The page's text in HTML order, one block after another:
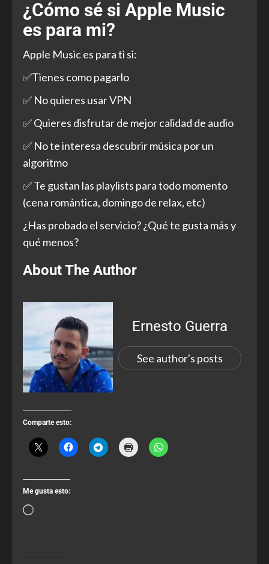
¿Cómo sé si Apple Music
es para mi?
Apple Music es para ti si:
✅Tienes como pagarlo
✅ No quieres usar VPN
✅ Quieres disfrutar de mejor calidad de audio
✅ No te interesa descubrir música por un
algoritmo
✅ Te gustan las playlists para todo momento
(cena romántica, domingo de relax, etc)
¿Has probado el servicio? ¿Qué te gusta más y
qué menos?
About The Author
Ernesto Guerra
See author's posts
Comparte esto:
Me gusta esto: